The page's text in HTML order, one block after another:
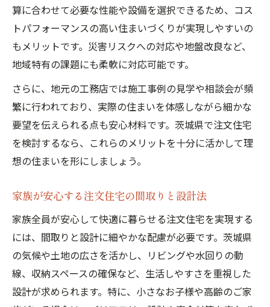
算に合わせて必要な性能や設備を選択できるため、コス
トパフォーマンスの高い住まいづくりが実現しやすいの
もメリットです。災害リスクへの対応や地盤改良など、
地域特有の課題にも柔軟に対応可能です。
さらに、地元の工務店では施工事例の見学や相談会が頻
繁に行われており、実際の住まいを体感しながら細かな
要望を伝えられる点も安心材料です。茨城県で注文住宅
を検討するなら、これらのメリットを十分に活かして理
想の住まいを形にしましょう。
家族が安心する注文住宅の間取りと設計法
家族全員が安心して快適に暮らせる注文住宅を実現する
には、間取りと設計に細やかな配慮が必要です。茨城県
の気候や土地の広さを活かし、リビングや水回りの動
線、収納スペースの確保など、生活しやすさを重視した
設計が求められます。特に、小さなお子様や高齢のご家